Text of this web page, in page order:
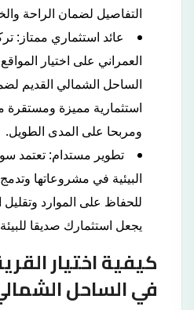
التفاصيل لضمان الراحة
عائد استثماري ممتاز:
العمراني على اختيار
الساحل الشمالي القديم
استثمارية مميزة ومستقرة
ومربحا على المدى الطويل.
تطوير مستدام: تعتمد
البيئية في مشروعاتها وتدمج
للحفاظ على الموارد
يجعل استثمارك صديقا
كيفية اختيار
في الساحل